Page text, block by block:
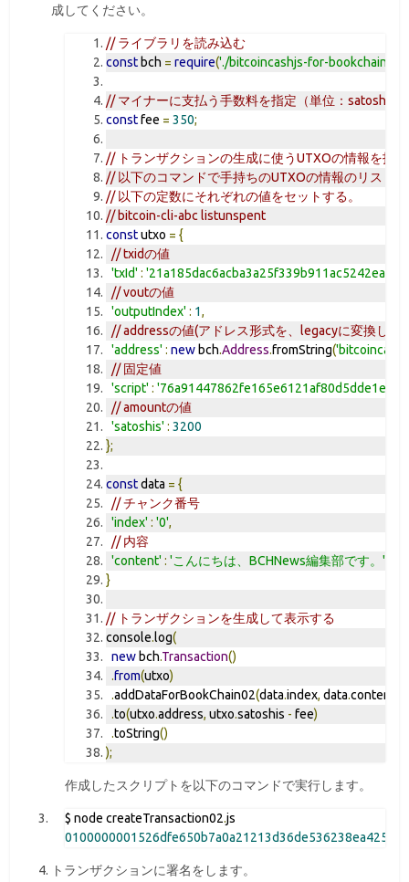
成してください。
// ライブラリを読み込む
const bch = require('./bitcoincashjs-for-bookchain/
// マイナーに支払う手数料を指定（単位：satoshi）
const fee = 350;
// トランザクションの生成に使うUTXOの情報を指
// 以下のコマンドで手持ちのUTXOの情報のリスト
// 以下の定数にそれぞれの値をセットする。
// bitcoin-cli-abc listunspent
const utxo = {
// txidの値
'txId' :
// voutの値
'outputIndex' : 1,
// addressの値(アドレス形式を、legacyに変換して
'address' : new bch.Address.fromString(
// 固定値
'script' :
// amountの値
'satoshis' : 3200
};
const data = {
// チャンク番号
'index' : '0',
// 内容
'content' : 'こんにちは、BCHNews編集部です。'
}
// トランザクションを生成して表示する
console.log(
new bch.Transaction()
.from(utxo)
.addDataForBookChain02(data.index, data.content
.to(utxo.address, utxo.satoshis - fee)
.toString()
);
作成したスクリプトを以下のコマンドで実行します。
$ node createTransaction02.
トランザクションに署名をします。